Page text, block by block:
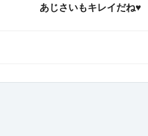
あじさいもキレイだね♥